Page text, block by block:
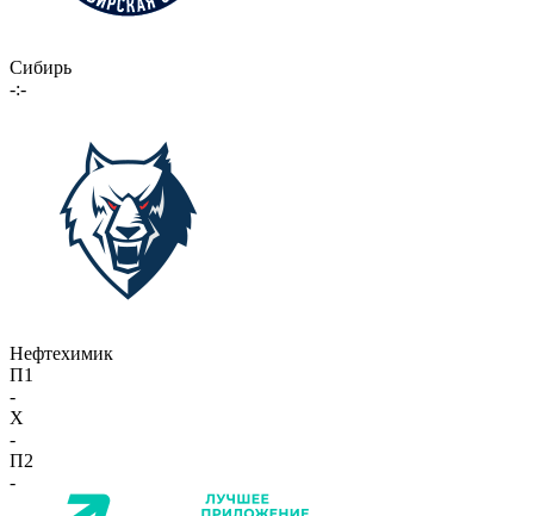
Сибирь
-:-
Нефтехимик
П1
-
X
-
П2
-